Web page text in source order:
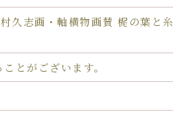
久志画・軸横物画賛 梶の葉と糸
とがございます。